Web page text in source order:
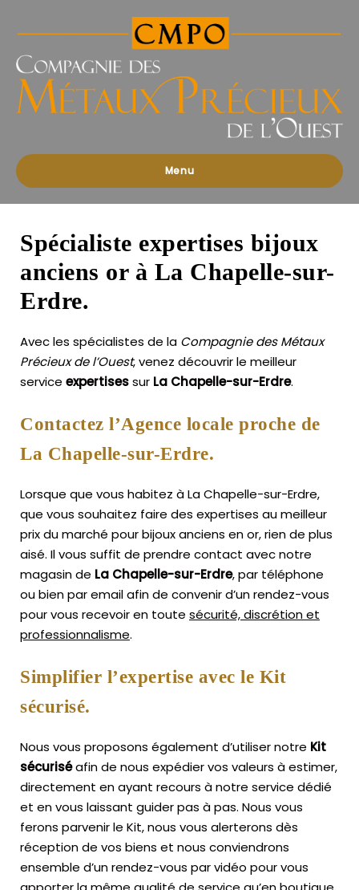
des
Précieux
l'Ouest
Menu
Spécialiste expertises bijoux
anciens or à La Chapelle-sur-
Erdre.
Avec les spécialistes de la Compagnie des Métaux
Précieux de l’Ouest, venez découvrir le meilleur
service expertisessur La Chapelle-sur-Erdre.
Contactez l’Agence locale proche de
La Chapelle-sur-Erdre.
Lorsque que vous habitez à La Chapelle-sur-Erdre,
que vous souhaitez faire des expertises au meilleur
prix du marché pour bijoux anciens en or, rien de plus
aisé. Il vous suffit de prendre contact avec notre
magasin de La Chapelle-sur-Erdre, par téléphone
ou bien par email afin de convenir d’un rendez-vous
pour vous recevoir en toute sécurité, discrétion et
professionnalisme.
Simplifier l’expertise avec le Kit
sécurisé.
Nous vous proposons également d’utiliser notre Kit
sécuriséafin de nous expédier vos valeurs à estimer,
directement en ayant recours à notre service dédié
et en vous laissant guider pas à pas. Nous vous
ferons parvenir le Kit, nous vous alerterons dès
réception de vos biens et nous conviendrons
ensemble d’un rendez-vous par vidéo pour vous